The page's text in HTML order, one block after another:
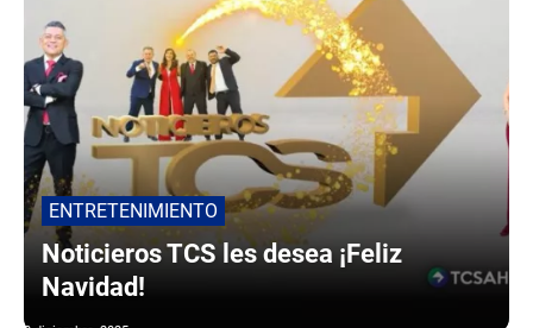
ENTRETENIMIENTO
Noticieros TCS les desea ¡Feliz
Navidad!